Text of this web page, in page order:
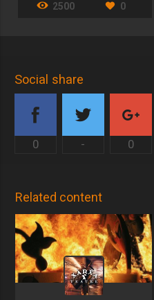
2500 0
Social share
0 - 0
Related content